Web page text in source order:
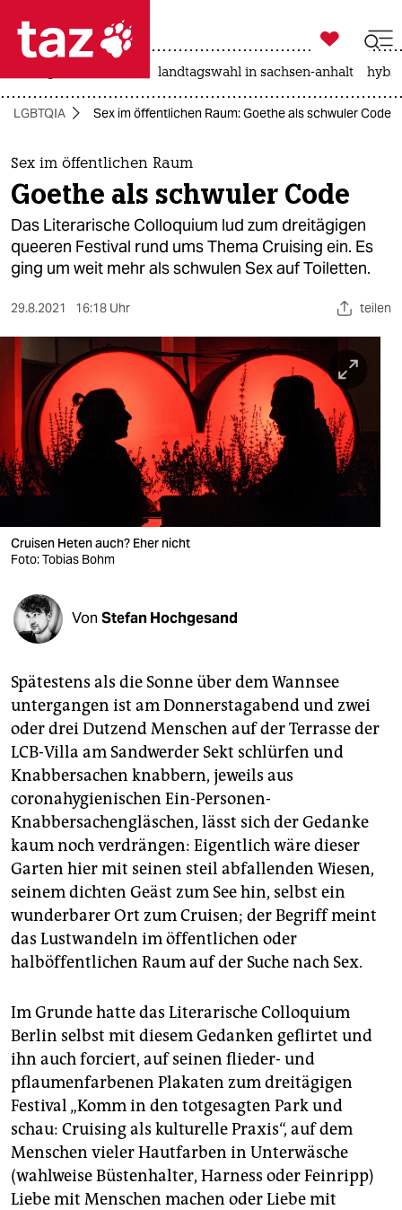
 taz zahl ich
taz zahl ich
themen
politik
öko
gesellschaft
sport
berlin
nord
wahrheit
verlag
verlag
veranstaltungen
shop
unterstützen
abo
genossenschaft
epaper login

taz zahl ich
landtagswahl in sachsen-anhalt
LGBTQIA Sex im öffentlichen Raum: Goethe als schwuler Code
Sex im öffentlichen Raum
Goethe als schwuler Code
Das Literarische Colloquium lud zum dreitägigen
queeren Festival rund ums Thema Cruising ein. Es
ging um weit mehr als schwulen Sex auf Toiletten.
29.8.2021 16:18 Uhr teilen
Cruisen Heten auch? Eher nicht
Foto: Tobias Bohm
Von Stefan Hochgesand
Spätestens als die Sonne über dem Wannsee
untergangen ist am Donnerstagabend und zwei
oder drei Dutzend Menschen auf der Terrasse der
LCB-Villa am Sandwerder Sekt schlürfen und
Knabbersachen knabbern, jeweils aus
coronahygienischen Ein-Personen-
Knabbersachengläschen, lässt sich der Gedanke
kaum noch verdrängen: Eigentlich wäre dieser
Garten hier mit seinen steil abfallenden Wiesen,
seinem dichten Geäst zum See hin, selbst ein
wunderbarer Ort zum Cruisen; der Begriff meint
das Lustwandeln im öffentlichen oder
halböffentlichen Raum auf der Suche nach Sex.
Im Grunde hatte das Literarische Colloquium
Berlin selbst mit diesem Gedanken geflirtet und
ihn auch forciert, auf seinen flieder- und
pflaumenfarbenen Plakaten zum dreitägigen
Festival „Komm in den totgesagten Park und
schau: Cruising als kulturelle Praxis“, auf dem
Menschen vieler Hautfarben in Unterwäsche
(wahlweise Büstenhalter, Harness oder Feinripp)
Liebe mit Menschen machen oder Liebe mit